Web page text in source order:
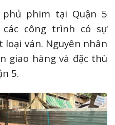
phim tại Quận 5
công trình có sự
loại ván. Nguyên nhân
giao hàng và đặc thù
5.